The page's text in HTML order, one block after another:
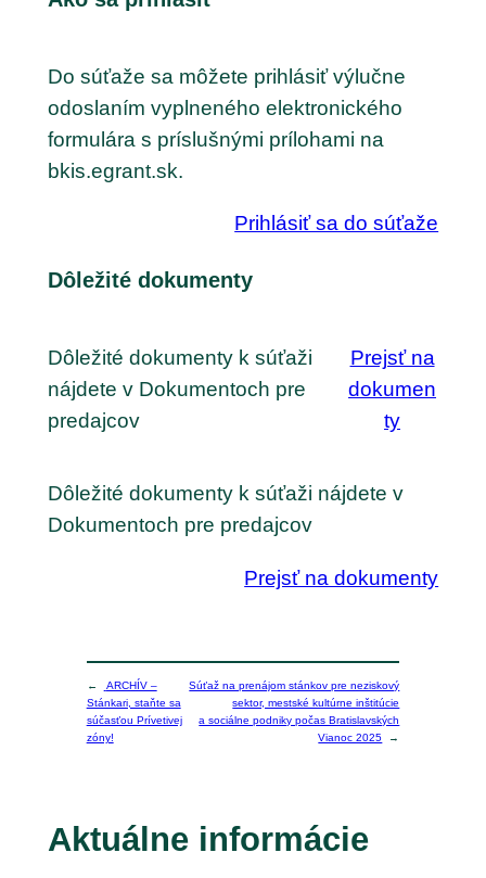
Do súťaže sa môžete prihlásiť výlučne
odoslaním vyplneného elektronického
formulára s príslušnými prílohami na
bkis.egrant.sk.
Prihlásiť sa do súťaže
Dôležité dokumenty
Dôležité dokumenty k súťaži
nájdete v Dokumentoch pre
predajcov
Prejsť na
dokumen
ty
Dôležité dokumenty k súťaži nájdete v
Dokumentoch pre predajcov
Prejsť na dokumenty
←
ARCHÍV –
Stánkari, staňte sa
súčasťou Prívetivej
zóny!
Súťaž na prenájom stánkov pre neziskový
sektor, mestské kultúrne inštitúcie
a sociálne podniky počas Bratislavských
Vianoc 2025
→
Aktuálne informácie